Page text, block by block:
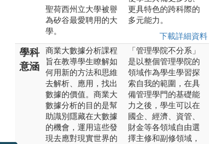
聖荷西州立大學被譽
為矽谷最愛聘用的大
學。
更具特色的跨科際的
多元能力。
下載詳細資料
學科
意涵
商業大數據分析課程
旨在教導學生瞭解如
何用新的方法和思維
去解析、應用，找出
數據的價值。商業大
數據分析的目的是幫
助識別隱藏在大數據
的機會，運用這些發
現去應對現實世界的
「管理學院不分系」
是以整個管理學院的
領域作為學生學習探
索自我的範圍，在具
備管理學門的基礎能
力之後，學生可以在
國企、經濟、資管、
財金等各領域自由選
擇主修和副修領域，